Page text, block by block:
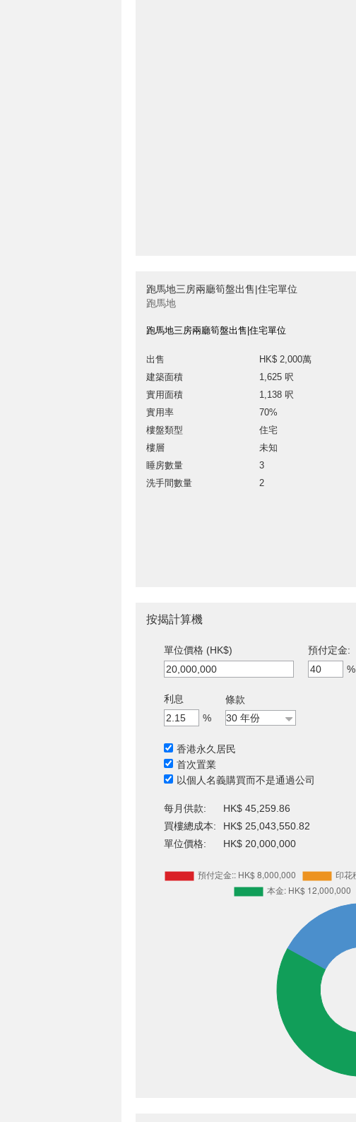
跑馬地三房兩廳筍盤出售|住宅單位
跑馬地
跑馬地三房兩廳筍盤出售|住宅單位
出售
HK$ 2,000萬
建築面積
1,625 呎
實用面積
1,138 呎
實用率
70%
樓盤類型
住宅
樓層
未知
睡房數量
3
洗手間數量
2
按揭計算機
單位價格 (HK$)
預付定金:
%
利息
%
條款
香港永久居民
首次置業
以個人名義購買而不是通過公司
每月供款:
HK$ 45,259.86
買樓總成本:
HK$ 25,043,550.82
單位價格:
HK$ 20,000,000